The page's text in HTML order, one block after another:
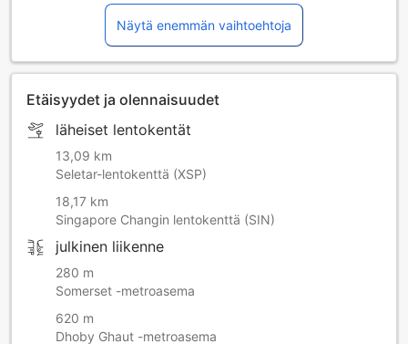
under OPSA. We appreciate your understanding and
patience. Please expect intermittent noise on weekdays
between 9:00 AM and 6:00 PM, and Saturdays from 9:00
AM to 1:00 PM. We apologise for the inconvenience
Näytä enemmän vaihtoehtoja
Etäisyydet ja olennaisuudet
läheiset lentokentät
13,09 km
Seletar-lentokenttä (XSP)
18,17 km
Singapore Changin lentokenttä (SIN)
julkinen liikenne
280 m
Somerset -metroasema
620 m
Dhoby Ghaut -metroasema